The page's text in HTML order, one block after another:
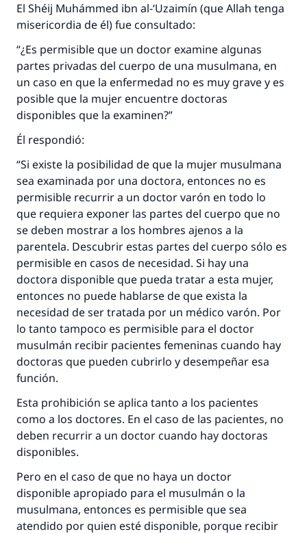
El Shéij Muhámmed ibn al-‘Uzaimín (que Allah tenga
misericordia de él) fue consultado:
“¿Es permisible que un doctor examine algunas
partes privadas del cuerpo de una musulmana, en
un caso en que la enfermedad no es muy grave y es
posible que la mujer encuentre doctoras
disponibles que la examinen?”
Él respondió:
“Si existe la posibilidad de que la mujer musulmana
sea examinada por una doctora, entonces no es
permisible recurrir a un doctor varón en todo lo
que requiera exponer las partes del cuerpo que no
se deben mostrar a los hombres ajenos a la
parentela. Descubrir estas partes del cuerpo sólo es
permisible en casos de necesidad. Si hay una
doctora disponible que pueda tratar a esta mujer,
entonces no puede hablarse de que exista la
necesidad de ser tratada por un médico varón. Por
lo tanto tampoco es permisible para el doctor
musulmán recibir pacientes femeninas cuando hay
doctoras que pueden cubrirlo y desempeñar esa
función.
Esta prohibición se aplica tanto a los pacientes
como a los doctores. En el caso de las pacientes, no
deben recurrir a un doctor cuando hay doctoras
disponibles.
Pero en el caso de que no haya un doctor
disponible apropiado para el musulmán o la
musulmana, entonces es permisible que sea
atendido por quien esté disponible, porque recibir
La respuesta no. 110845 salvó un
matrimonio.
Desde la Q hasta la A, su contribución ayuda a
IslamQA.
Profeta ﷺ dijo:
"Una persona que orienta a otros a hacer el
bien obtendrá la misma recompensa que
aquellos que lo realicen."
(MUSLIM, 1893)
Contribuir